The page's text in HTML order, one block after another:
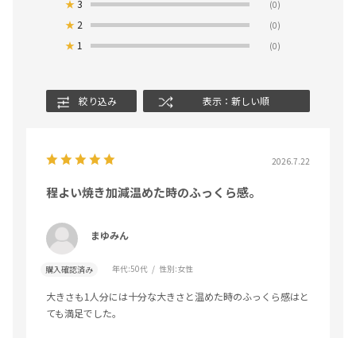
★3 (0)
★ 2 (0)
★ 1 (0)
絞り込み 表示：新しい順
2026.7.22
程よい焼き加減温めた時のふっくら感。
まゆみん
購入確認済み 年代:50代 性別:女性
大きさも1人分には十分な大きさと温めた時のふっくら感はと
ても満足でした。